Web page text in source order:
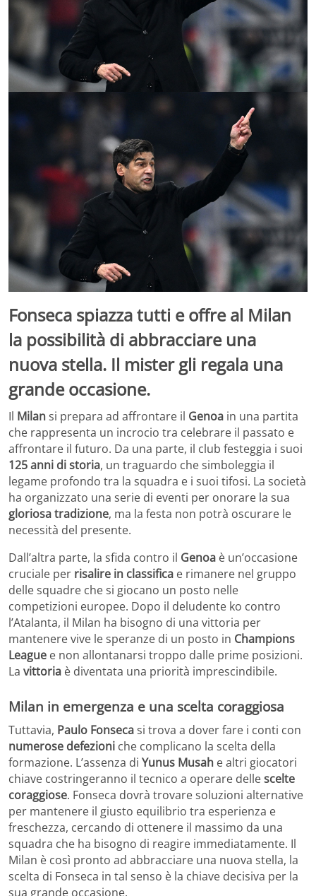
Fonseca spiazza tutti e offre al Milan
la possibilità di abbracciare una
nuova stella. Il mister gli regala una
grande occasione.
Il Milansi prepara ad affrontare il Genoa in una partita
che rappresenta un incrocio tra celebrare il passato e
affrontare il futuro. Da una parte, il club festeggia i suoi
125 anni di storia, un traguardo che simboleggia il
legame profondo tra la squadra e i suoi tifosi. La società
ha organizzato una serie di eventi per onorare la sua
gloriosa tradizione, ma la festa non potrà oscurare le
necessità del presente.
Dall’altra parte, la sfida contro il Genoa è un’occasione
cruciale per risalire in classifica e rimanere nel gruppo
delle squadre che si giocano un posto nelle
competizioni europee. Dopo il deludente ko contro
l’Atalanta, il Milan ha bisogno di una vittoria per
mantenere vive le speranze di un posto in Champions
League e non allontanarsi troppo dalle prime posizioni.
La vittoria è diventata una priorità imprescindibile.
Milan in emergenza e una scelta coraggiosa
Tuttavia, Paulo Fonsecasi trova a dover fare i conti con
numerose defezioni che complicano la scelta della
formazione. L’assenza di Yunus Musah e altri giocatori
chiave costringeranno il tecnico a operare dellescelte
coraggiose. Fonseca dovrà trovare soluzioni alternative
per mantenere il giusto equilibrio tra esperienza e
freschezza, cercando di ottenere il massimo da una
squadra che ha bisogno di reagire immediatamente. Il
Milan è così pronto ad abbracciare una nuova stella, la
scelta di Fonseca in tal senso è la chiave decisiva per la
sua grande occasione.